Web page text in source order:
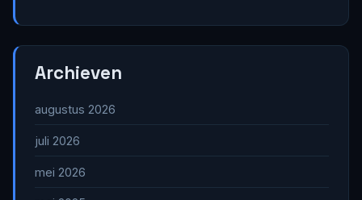
Archieven
augustus 2026
juli 2026
mei 2026